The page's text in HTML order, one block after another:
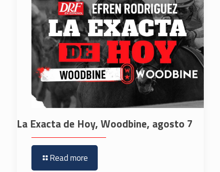
La Exacta de Hoy, Woodbine, agosto 7
Read more